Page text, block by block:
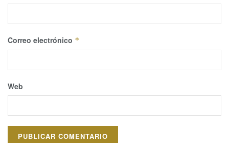
Correo electrónico *
Web